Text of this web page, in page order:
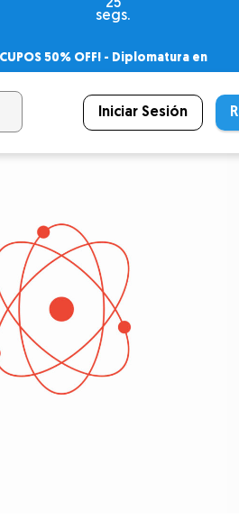
23
segs.
50% OFF! - Diplomatura en
– Certificado Universitario
Iniciar Sesión